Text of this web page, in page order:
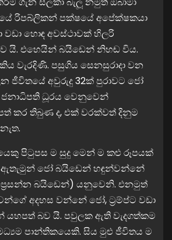
රිපබ්ලිකන් පක්ෂයේ අපේක්ෂකයා
වඩා හොඳ අවස්ථාවක් හිලරි
යි. එහෙයින් බයිඩෙන් නිහඬ විය.
වැරදිණි. පසුගිය සෙනසුරාදා වන
ජීවිතයේ අවුරුදු 32ක් පුරාවට ජෝ
ධූරය වෙනුවෙන්
කර තිබුණ ද, එක් වරක්වත් දිනුම
පිටුපස ම සුදු මෙන් ම කළු රූපයක්
ඇතැමුන් ජෝ බයිඩෙන් හඳුන්වන්නේ
බයිඩෙන්) යනුවෙනි. එනමුත්
අදහස වන්නේ ජෝ, ට්‍රම්ප්ට වඩා
බව යි. පවුලක ඇති වැදගත්කම
පාන්තිකයෙකි. සිය මුළු ජීවිතය ම